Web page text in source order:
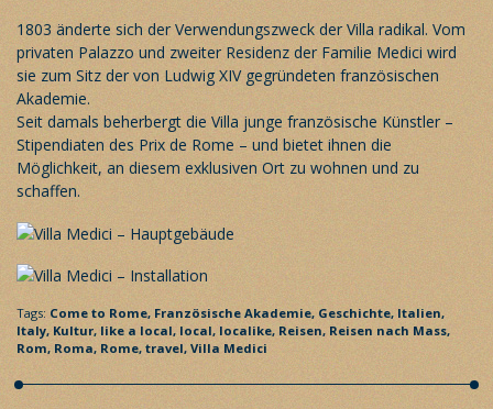
1803 änderte sich der Verwendungszweck der Villa radikal. Vom
privaten Palazzo und zweiter Residenz der Familie Medici wird
sie zum Sitz der von Ludwig XIV gegründeten französischen
Akademie.
Seit damals beherbergt die Villa junge französische Künstler –
Stipendiaten des Prix de Rome – und bietet ihnen die
Möglichkeit, an diesem exklusiven Ort zu wohnen und zu
schaffen.
Tags: Come to Rome, Französische Akademie, Geschichte, Italien,
Italy, Kultur, like a local, local, localike, Reisen, Reisen nach Mass,
Rom, Roma, Rome, travel, Villa Medici